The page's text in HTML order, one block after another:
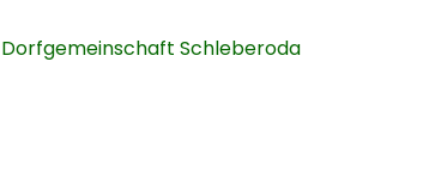
Dorfgemeinschaft Schleberoda